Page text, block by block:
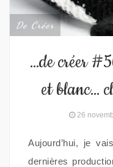
De Créer
…de créer
et blanc…
26
Aujourd’hui, je
dernières